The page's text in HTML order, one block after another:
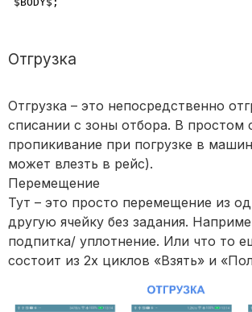
Отгрузка
Отгрузка – это непосредственно
списании с зоны отбора. В простом
пропикивание при погрузке в
может влезть в рейс).
Перемещение
Тут – это просто перемещение из
другую ячейку без задания.
подпитка/ уплотнение. Или что то
состоит из 2х циклов «Взять» и